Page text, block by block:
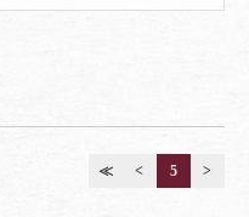
≪ < 5 >